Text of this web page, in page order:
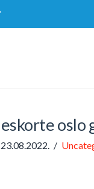
oslo
23.08.2022.